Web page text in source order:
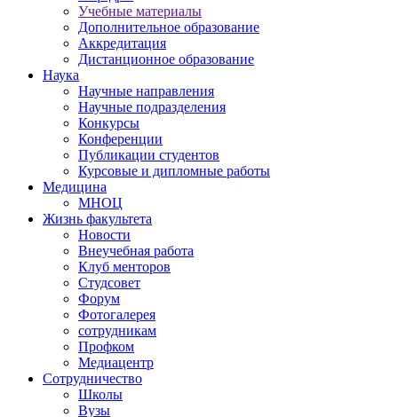
Учебные материалы
Дополнительное образование
Аккредитация
Дистанционное образование
Наука
Научные направления
Научные подразделения
Конкурсы
Конференции
Публикации студентов
Курсовые и дипломные работы
Медицина
МНОЦ
Жизнь факультета
Новости
Внеучебная работа
Клуб менторов
Студсовет
Форум
Фотогалерея
сотрудникам
Профком
Медиацентр
Сотрудничество
Школы
Вузы